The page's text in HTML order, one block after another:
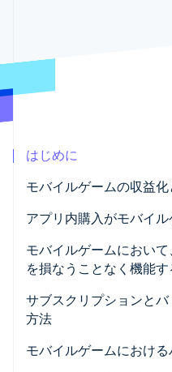
不正防止
Identity
オンライン本人確認
Stripe Sessions 2026
ご覧ください。
はじめに
モバイルゲームの収益化
アプリ内購入がモバイ
モバイルゲームにおい
を損なうことなく機能
サブスクリプションと
方法
モバイルゲームにおけ